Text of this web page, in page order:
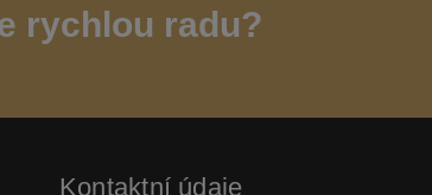
rychlou radu?
Kontaktní údaje